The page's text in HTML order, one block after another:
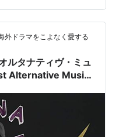
ドラマをこよなく愛する
ルタナティヴ・ミュ
Alternative Music